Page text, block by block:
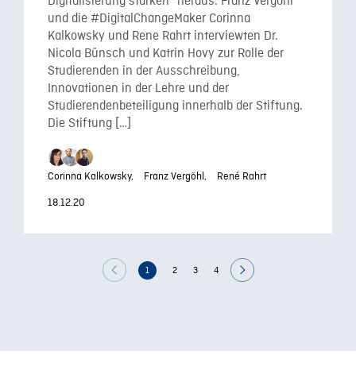
und die #DigitalChangeMaker Corinna
Kalkowsky und Rene Rahrt interviewten Dr.
Nicola Bünsch und Katrin Hovy zur Rolle der
Studierenden in der Ausschreibung,
Innovationen in der Lehre und der
Studierendenbeteiligung innerhalb der Stiftung.
Die Stiftung […]
Corinna Kalkowsky, Franz Vergöhl,
René Rahrt
18.12.20
1 2 3 4